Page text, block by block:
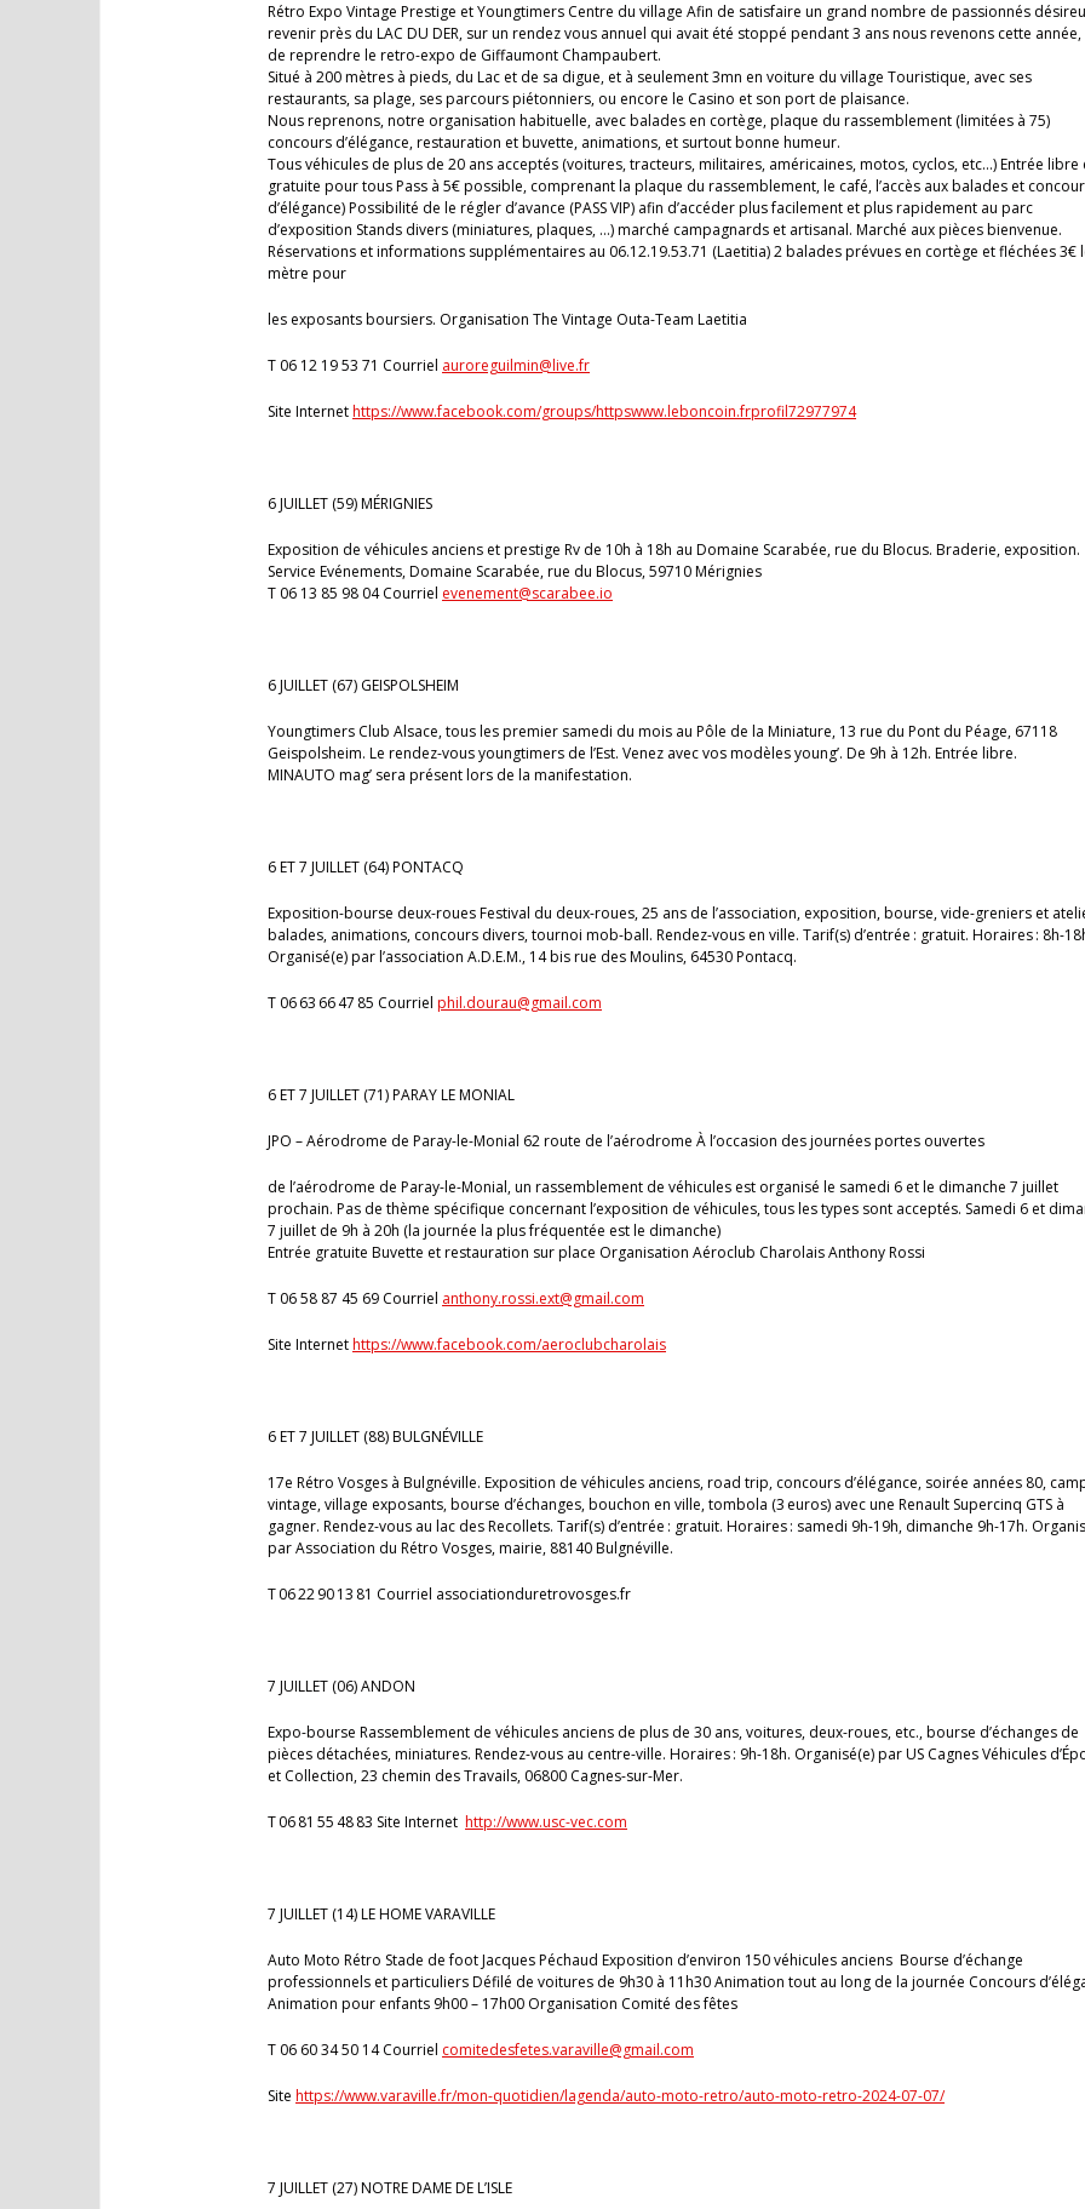
Rétro Expo Vintage Prestige et Youngtimers Centre du village Afin de satisfaire un grand nombre de passionnés
revenir près du LAC DU DER, sur un rendez vous annuel qui avait été stoppé pendant 3 ans nous revenons cette année,
de reprendre le retro-expo de Giffaumont Champaubert.
Situé à 200 mètres à pieds, du Lac et de sa digue, et à seulement 3mn en voiture du village Touristique, avec ses
restaurants, sa plage, ses parcours piétonniers, ou encore le Casino et son port de plaisance.
Nous reprenons, notre organisation habituelle, avec balades en cortège, plaque du rassemblement (limitées à 75)
concours d’élégance, restauration et buvette, animations, et surtout bonne humeur.
Tous véhicules de plus de 20 ans acceptés (voitures, tracteurs, militaires, américaines, motos, cyclos, etc…) Entrée libre
gratuite pour tous Pass à 5€ possible, comprenant la plaque du rassemblement, le café, l’accès aux balades et
d’élégance) Possibilité de le régler d’avance (PASS VIP) afin d’accéder plus facilement et plus rapidement au parc
d’exposition Stands divers (miniatures, plaques, …) marché campagnards et artisanal. Marché aux pièces bienvenue.
Réservations et informations supplémentaires au 06.12.19.53.71 (Laetitia) 2 balades prévues en cortège et fléchées 3€
mètre pour
les exposants boursiers. Organisation The Vintage Outa-Team Laetitia
T 06 12 19 53 71 Courriel auroreguilmin@live.fr
Site Internethttps://www.facebook.com/groups/httpswww.leboncoin.frprofil72977974
6 JUILLET (59) MÉRIGNIES
Exposition de véhicules anciens et prestige Rv de 10h à 18h au Domaine Scarabée, rue du Blocus. Braderie, exposition.
Service Evénements, Domaine Scarabée, rue du Blocus, 59710 Mérignies
T 06 13 85 98 04 Courriel evenement@scarabee.io
6 JUILLET (67) GEISPOLSHEIM
Youngtimers Club Alsace, tous les premier samedi du mois au Pôle de la Miniature, 13 rue du Pont du Péage, 67118
Geispolsheim. Le rendez-vous youngtimers de l’Est. Venez avec vos modèles young’. De 9h à 12h. Entrée libre.
MINAUTO mag’ sera présent lors de la manifestation.
6 ET 7 JUILLET (64) PONTACQ
Exposition-bourse deux-roues Festival du deux-roues, 25 ans de l’association, exposition, bourse, vide-greniers et
balades, animations, concours divers, tournoi mob-ball. Rendez-vous en ville. Tarif(s) d’entrée : gratuit. Horaires : 8h-
Organisé(e) par l’association A.D.E.M., 14 bis rue des Moulins, 64530 Pontacq.
T 06 63 66 47 85 Courriel phil.dourau@gmail.com
6 ET 7 JUILLET (71) PARAY LE MONIAL
JPO – Aérodrome de Paray-le-Monial 62 route de l’aérodrome À l’occasion des journées portes ouvertes
de l’aérodrome de Paray-le-Monial, un rassemblement de véhicules est organisé le samedi 6 et le dimanche 7 juillet
prochain. Pas de thème spécifique concernant l’exposition de véhicules, tous les types sont acceptés. Samedi 6 et
7 juillet de 9h à 20h (la journée la plus fréquentée est le dimanche)
Entrée gratuite Buvette et restauration sur place Organisation Aéroclub Charolais Anthony Rossi
T 06 58 87 45 69 Courriel anthony.rossi.ext@gmail.com
Site Internethttps://www.facebook.com/aeroclubcharolais
6 ET 7 JUILLET (88) BULGNÉVILLE
17e Rétro Vosges à Bulgnéville. Exposition de véhicules anciens, road trip, concours d’élégance, soirée années 80,
vintage, village exposants, bourse d’échanges, bouchon en ville, tombola (3 euros) avec une Renault Supercinq GTS à
gagner. Rendez-vous au lac des Recollets. Tarif(s) d’entrée : gratuit. Horaires : samedi 9h-19h, dimanche 9h-17h.
par Association du Rétro Vosges, mairie, 88140 Bulgnéville.
T 06 22 90 13 81 Courriel associationduretrovosges.fr
7 JUILLET (06) ANDON
Expo-bourse Rassemblement de véhicules anciens de plus de 30 ans, voitures, deux-roues, etc., bourse d’échanges de
pièces détachées, miniatures. Rendez-vous au centre-ville. Horaires : 9h-18h. Organisé(e) par US Cagnes Véhicules
et Collection, 23 chemin des Travails, 06800 Cagnes-sur-Mer.
T 06 81 55 48 83 Site Internet http://www.usc-vec.com
7 JUILLET (14) LE HOME VARAVILLE
Auto Moto Rétro Stade de foot Jacques Péchaud Exposition d’environ 150 véhicules anciens Bourse d’échange
professionnels et particuliers Défilé de voitures de 9h30 à 11h30 Animation tout au long de la journée Concours
Animation pour enfants 9h00 – 17h00 Organisation Comité des fêtes
T 06 60 34 50 14 Courriel comitedesfetes.varaville@gmail.com
Site https://www.varaville.fr/mon-quotidien/lagenda/auto-moto-retro/auto-moto-retro-2024-07-07/
7 JUILLET (27) NOTRE DAME DE L’ISLE